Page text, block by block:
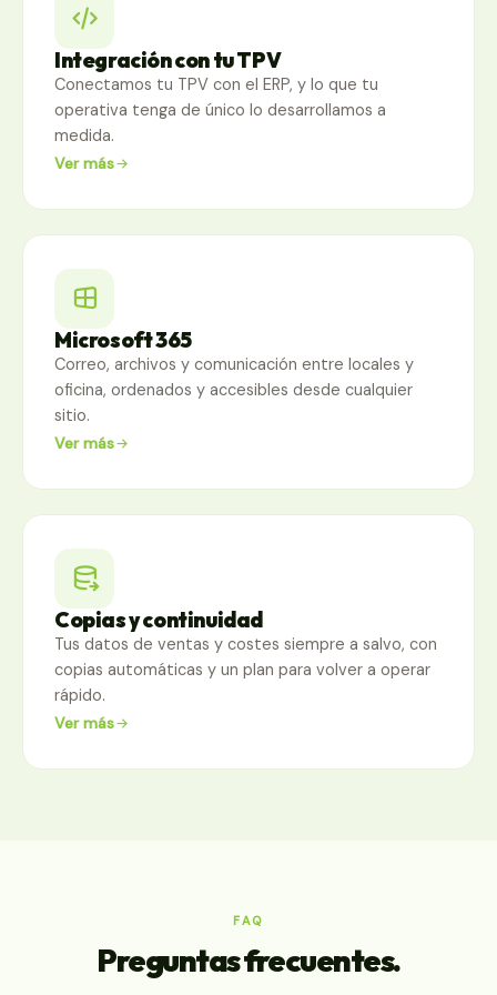
Integración con tu TPV
Conectamos tu TPV con el ERP, y lo que tu
operativa tenga de único lo desarrollamos a
medida.
Ver más
Microsoft 365
Correo, archivos y comunicación entre locales y
oficina, ordenados y accesibles desde cualquier
sitio.
Ver más
Copias y continuidad
Tus datos de ventas y costes siempre a salvo, con
copias automáticas y un plan para volver a operar
rápido.
Ver más
FAQ
Preguntas frecuentes.